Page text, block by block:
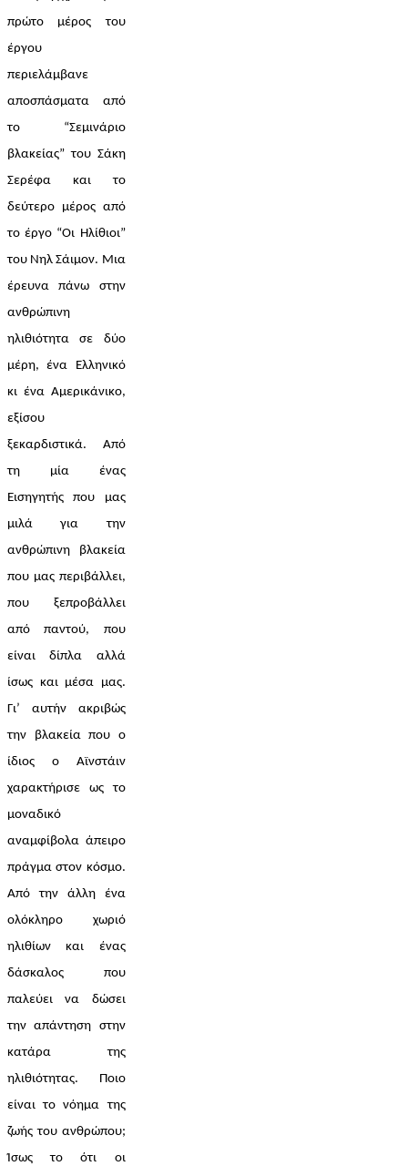
πρώτο μέρος του
έργου
περιελάμβανε
αποσπάσματα από
το “Σεμινάριο
βλακείας” του Σάκη
Σερέφα και το
δεύτερο μέρος από
το έργο “Οι Ηλίθιοι”
του Νηλ Σάιμον. Μια
έρευνα πάνω στην
ανθρώπινη
ηλιθιότητα σε δύο
μέρη, ένα Ελληνικό
κι ένα Αμερικάνικο,
εξίσου
ξεκαρδιστικά.  Από
τη μία ένας
Εισηγητής που μας
μιλά για την
ανθρώπινη βλακεία
που μας περιβάλλει,
που ξεπροβάλλει
από παντού, που
είναι δίπλα αλλά
ίσως και μέσα μας.
Γι’ αυτήν ακριβώς
την βλακεία που ο
ίδιος ο Αϊνστάιν
χαρακτήρισε ως το
μοναδικό
αναμφίβολα άπειρο
πράγμα στον κόσμο.
Από την άλλη ένα
ολόκληρο χωριό
ηλιθίων και ένας
δάσκαλος που
παλεύει να δώσει
την απάντηση στην
κατάρα της
ηλιθιότητας. Ποιο
είναι το νόημα της
ζωής του ανθρώπου;
Ίσως το ότι οι